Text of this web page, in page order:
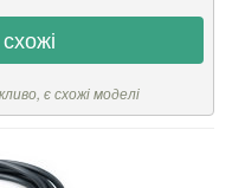
є схожі моделі